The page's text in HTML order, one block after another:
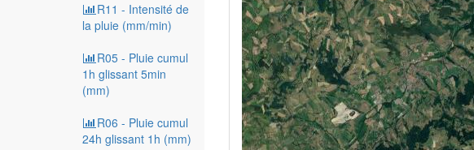
R11 - Intensité de
la pluie (mm/min)
R05 - Pluie cumul
1h glissant 5min
(mm)
R06 - Pluie cumul
24h glissant 1h (mm)